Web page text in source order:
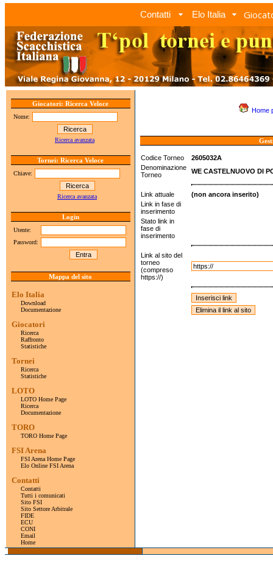
Contatti Elo Italia
Giocatori: Ricerca Veloce
Nome:
Ricerca avanzata
Tornei: Ricerca Veloce
Chiave:
Ricerca avanzata
Login
Utente:
Password:
Mappa del sito
Elo Italia
Download
Documentazione
Giocatori
Ricerca
Raffronto
Statistiche
Tornei
Ricerca
Statistiche
LOTO
LOTO Home Page
Ricerca
Documentazione
TORO
TORO Home Page
FSI Arena
FSI Arena Home Page
Elo Online FSI Arena
Contatti
Contatti
Tutti i comunicati
Sito FSI
Sito Settore Arbitrale
FIDE
ECU
CONI
Email
Home
Home
Codice Torneo
2605032A
Denominazione
Torneo
WE CASTELNUOVO DI
Link attuale
(non ancora inserito)
Link in fase di
inserimento
Stato link in
fase di
inserimento
Link al sito del
torneo
(compreso
https://)